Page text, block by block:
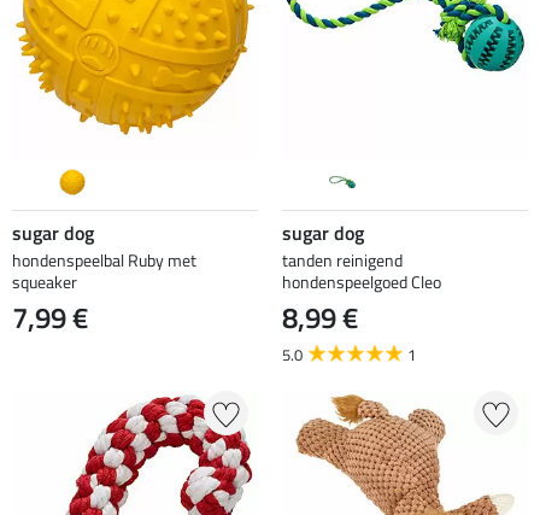
sugar dog
hondenspeelbal Ruby met
squeaker
7,99 €
sugar dog
tanden reinigend
hondenspeelgoed Cleo
8,99 €
5.0 1